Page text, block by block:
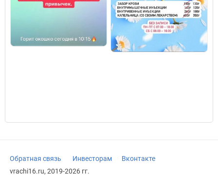
Обратная связь Инвесторам
Вконтакте
vrachi16.ru, 2019-2026 гг.